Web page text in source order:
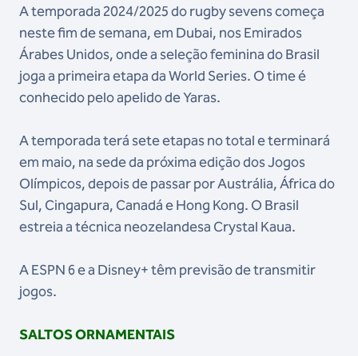
A temporada 2024/2025 do rugby sevens começa
neste fim de semana, em Dubai, nos Emirados
Árabes Unidos, onde a seleção feminina do Brasil
joga a primeira etapa da World Series. O time é
conhecido pelo apelido de Yaras.
A temporada terá sete etapas no total e terminará
em maio, na sede da próxima edição dos Jogos
Olímpicos, depois de passar por Austrália, África do
Sul, Cingapura, Canadá e Hong Kong. O Brasil
estreia a técnica neozelandesa Crystal Kaua.
A ESPN 6 e a Disney+ têm previsão de transmitir
jogos.
SALTOS ORNAMENTAIS